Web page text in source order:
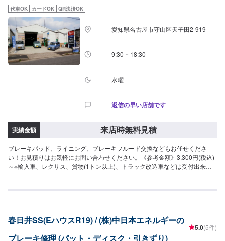
代車OK カードOK QR決済OK
愛知県名古屋市守山区天子田2-919
9:30 ~ 18:30
水曜
返信の早い店舗です
実績金額 来店時無料見積
ブレーキパッド、ライニング、ブレーキフルード交換などもお任せくださ
い！お見積りはお気軽にお問い合わせください。《参考金額》3,300円(税込)
～※輸入車、レクサス、貨物(1トン以上)、トラック改造車などは受付出来ま
春日井SS(EハウスR19) / (株)中日本エネルギーの
ブレーキ修理 (パット・ディスク・引きずり)
5.0(5件)